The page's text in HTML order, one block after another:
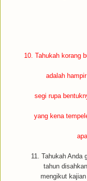
10. Tahukah korang
adalah
segi rupa
yang kena
11. Tahukah Anda
tahun
mengikut